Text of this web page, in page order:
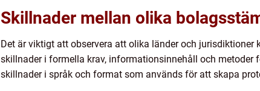
Skillnader mellan olika
Det är viktigt att observera att olika länder och
skillnader i formella krav, informationsinnehåll och metoder
skillnader i språk och format som används för att skapa